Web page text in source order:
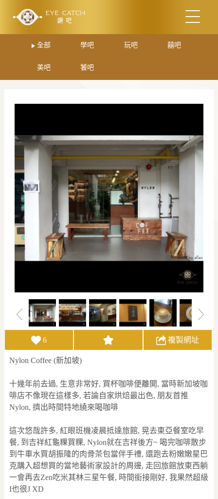
全部 學吧 玩吧 囍吧
美吧 饕吧
6 複製網址
Nylon Coffee (新加坡)
十幾年前去過, 生意非常好, 買杯咖啡便離開, 當時新加坡咖
啡店不像現在這樣多, 若論自家烘焙最出色, 朋友首推
Nylon, 擠出時間特地繞來喝咖啡
這次悠哉許多, 紅眼班機凌晨抵達旅館, 晃去東亞餐室吃早
餐, 到吉祥紅龜粿買粿, Nylon就在吉祥後方~ 喝完咖啡散步
到牛車水買胡振隆的肉骨茶包當伴手禮, 還跑去粉嫩嫩星巴
克購入超想買的當地藝術家設計的周邊, 走回旅館放東西躺
一會再去Zen吃米其林三星午餐, 時間銜接剛好, 我果然超級
I也很J XD